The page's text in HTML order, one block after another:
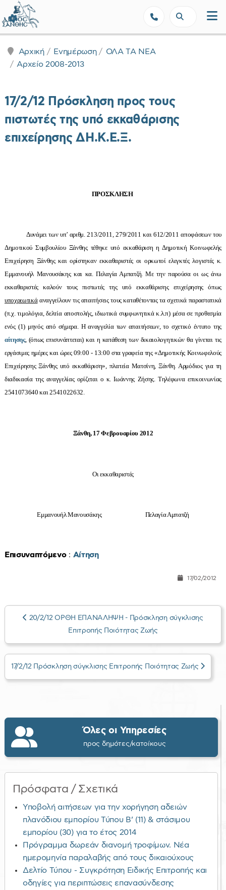
Αρχική Ενημέρωση
ΟΛΑ ΤΑ ΝΕΑ
Αρχείο 2008-2013
17/2/12 Πρόσκληση προς τους
πιστωτές της υπό εκκαθάρισης
επιχείρησης ΔΗ.Κ.Ε.Ξ.
ΠΡΟΣΚΛΗΣΗ
Δυνάμει των υπ’ αριθμ. 213/2011, 279/2011 και 612/2011 αποφάσεων του
Δημοτικού Συμβουλίου Ξάνθης τέθηκε υπό εκκαθάριση η Δημοτική Κοινωφελής
Επιχείρηση Ξάνθης και ορίστηκαν εκκαθαριστές οι ορκωτοί ελεγκτές λογιστές κ.
Εμμανουήλ Μανουσάκης και κα. Πελαγία Αμπατζή. Με την παρούσα οι ως άνω
εκκαθαριστές καλούν τους πιστωτές της υπό εκκαθάρισης επιχείρησης όπως
υποχρεωτικάαναγγείλουν τις απαιτήσεις τους καταθέτοντας τα σχετικά παραστατικά
(π.χ. τιμολόγια, δελτία αποστολής, ιδιωτικά συμφωνητικά κ.λ.π) μέσα σε προθεσμία
ενός (1) μηνός από σήμερα. Η αναγγελία των απαιτήσεων, το σχετικό έντυπο της
αίτησης, (όπως επισυνάπτεται) και η κατάθεση των δικαιολογητικών θα γίνεται τις
εργάσιμες ημέρες και ώρες 09:00 - 13:00 στα γραφεία της «Δημοτικής Κοινωφελούς
Επιχείρησης Ξάνθης υπό εκκαθάριση», πλατεία Ματσίνη, Ξάνθη. Αρμόδιος για τη
διαδικασία της αναγγελίας ορίζεται ο κ. Ιωάννης Ζήσης. Τηλέφωνα επικοινωνίας
2541073640 και 2541022632.
Ξάνθη, 17 Φεβρουαρίου 2012
Οι εκκαθαριστές
Εμμανουήλ Μανουσάκης Πελαγία Αμπατζή
Επισυναπτόμενο: Αίτηση
17/02/2012
20/2/12 ΟΡΘΗ ΕΠΑΝΑΛΗΨΗ - Πρόσκληση σύγκλισης
Επιτροπής Ποιότητας Ζωής
17/2/12 Πρόσκληση σύγκλισης Επιτροπής Ποιότητας Ζωής
Όλες οι Υπηρεσίες
προς δημότες/κατοίκους
Πρόσφατα / Σχετικά
Υποβολή αιτήσεων για την χορήγηση αδειών
πλανόδιου εμπορίου Τύπου Β’ (11) & στάσιμου
εμπορίου (30) για το έτος 2014
Πρόγραμμα δωρεάν διανομή τροφίμων. Νέα
ημερομηνία παραλαβής από τους δικαιούχους
Δελτίο Τύπου - Συγκρότηση Ειδικής Επιτροπής και
οδηγίες για περιπτώσεις επανασύνδεσης